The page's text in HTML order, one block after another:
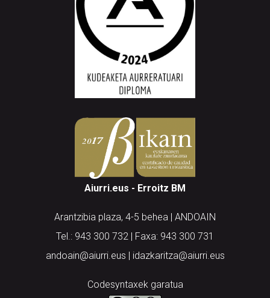
Aiurri.eus - Erroitz BM
Arantzibia plaza, 4-5 behea | ANDOAIN
Tel.: 943 300 732 | Faxa: 943 300 731
andoain@aiurri.eus | idazkaritza@aiurri.eus
Codesyntaxek garatua